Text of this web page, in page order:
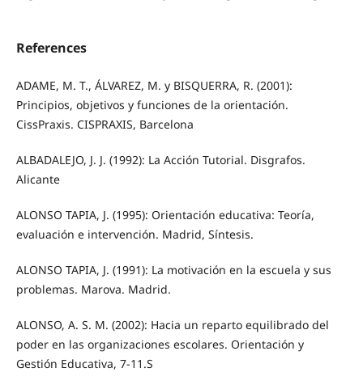
References
ADAME, M. T., ÁLVAREZ, M. y BISQUERRA, R. (2001):
Principios, objetivos y funciones de la orientación.
CissPraxis. CISPRAXIS, Barcelona
ALBADALEJO, J. J. (1992): La Acción Tutorial. Disgrafos.
Alicante
ALONSO TAPIA, J. (1995): Orientación educativa: Teoría,
evaluación e intervención. Madrid, Síntesis.
ALONSO TAPIA, J. (1991): La motivación en la escuela y sus
problemas. Marova. Madrid.
ALONSO, A. S. M. (2002): Hacia un reparto equilibrado del
poder en las organizaciones escolares. Orientación y
Gestión Educativa, 7-11.S